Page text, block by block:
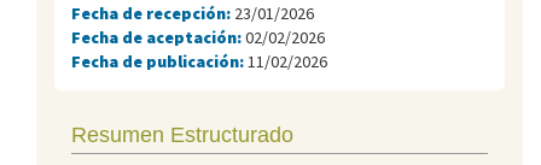
Fecha de recepción: 23/01/2026
Fecha de aceptación:02/02/2026
Fecha de publicación: 11/02/2026
Resumen Estructurado